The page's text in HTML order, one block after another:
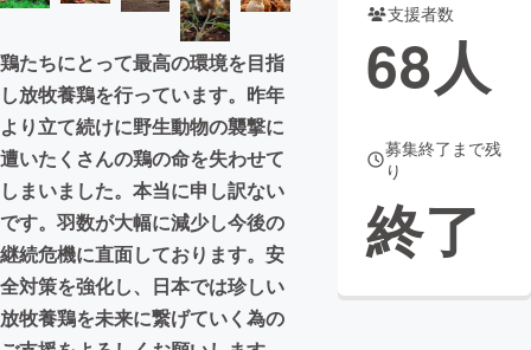
鶏たちにとって最高の環境を目指
し放牧養鶏を行っています。昨年
より立て続けに野生動物の襲撃に
遭いたくさんの鶏の命を失わせて
しまいました。本当に申し訳ない
です。羽数が大幅に減少し今後の
継続危機に直面しております。安
全対策を強化し、日本では珍しい
放牧養鶏を未来に繋げていく為の
支援者数
68人
募集終了まで残
り
終了